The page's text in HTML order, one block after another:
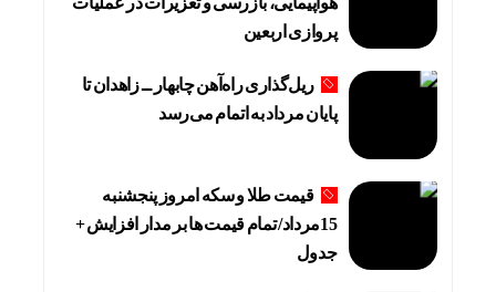
پروازی اربعین
ریل‌گذاری راه‌آهن چابهار ــ زاهدان تا
پایان مرداد به اتمام می‌رسد
قیمت طلا و سکه امروز پنجشنبه
15مرداد/ تمام قیمت ها بر مدار افزایش +
جدول